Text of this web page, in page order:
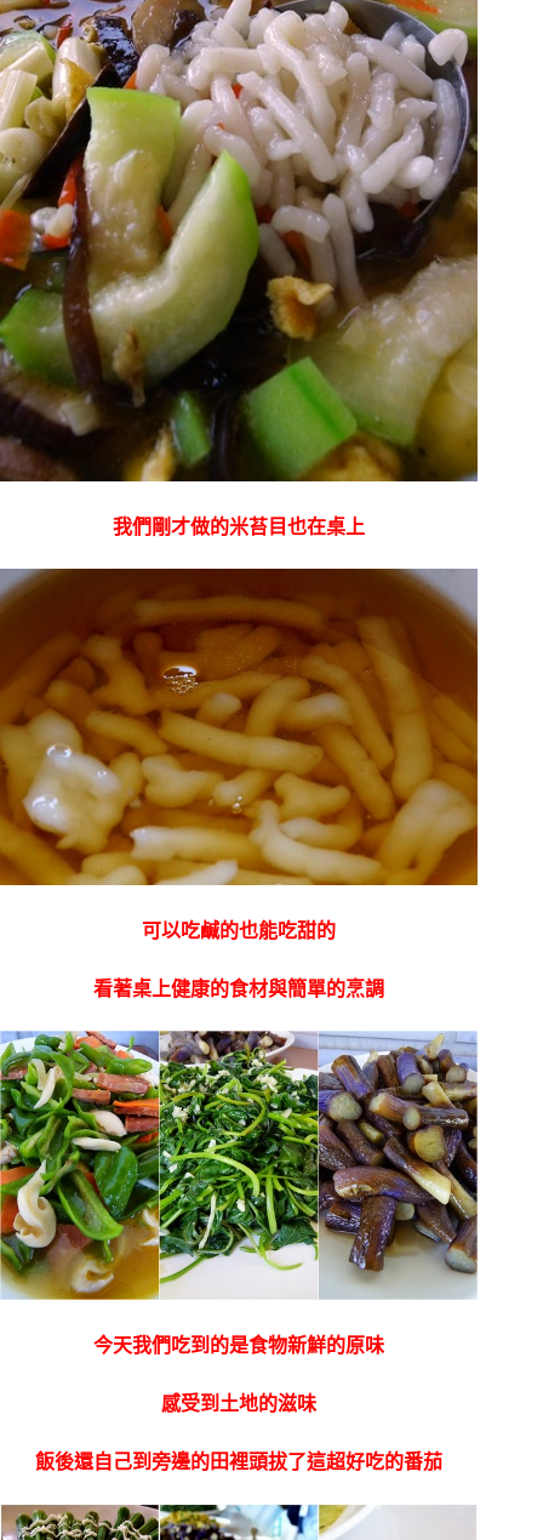
我們剛才做的米苔目也在桌上
可以吃鹹的也能吃甜的
看著桌上健康的食材與簡單的烹調
今天我們吃到的是食物新鮮的原味
感受到土地的滋味
飯後還自己到旁邊的田裡頭拔了這超好吃的番茄